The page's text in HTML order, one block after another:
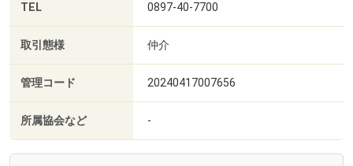
TEL 0897-40-7700
取引態様 仲介
管理コード 20240417007656
所属協会など -